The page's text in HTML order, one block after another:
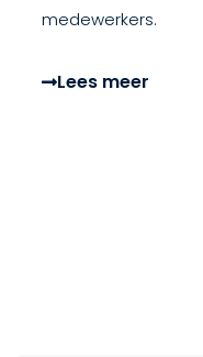
medewerkers.
Lees meer